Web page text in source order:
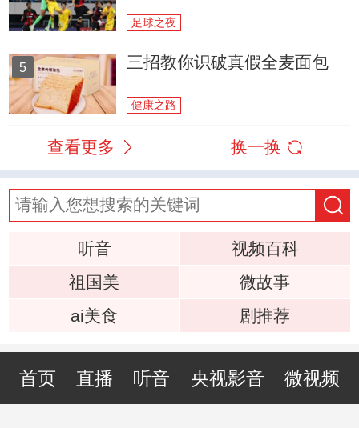
足球之夜
5 三招教你识破真假全麦面包
健康之路
查看更多 换一换
听音
视频百科
祖国美
微故事
ai美食
剧推荐
首页 直播 听音 央视影音 微视频